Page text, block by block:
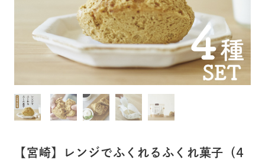
【宮崎】レンジでふくれるふくれ菓子（4